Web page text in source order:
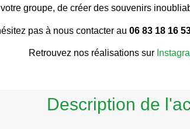
groupe, de créer des souvenirs
pas à nous contacter au 06 83 18 16
Retrouvez nos réalisations sur
Description de